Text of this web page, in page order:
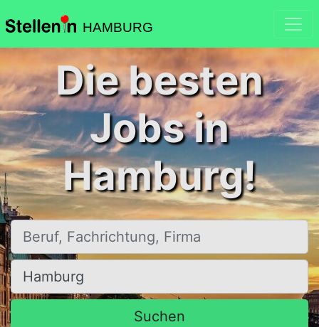
HAMBURG
Die besten
Jobs in
Hamburg!
Beruf, Fachrichtung, Firma
Ort, Stadt
Suchen